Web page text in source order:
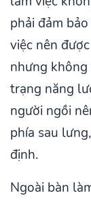
phải đảm
việc nên
nhưng
trạng năng
người ngồi
phía sau
định.
Ngoài bàn